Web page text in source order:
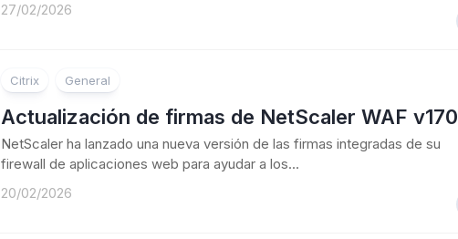
27/02/2026
Citrix General
Actualización de firmas de NetScaler WAF v170
NetScaler ha lanzado una nueva versión de las firmas integradas de su
firewall de aplicaciones web para ayudar a los...
20/02/2026